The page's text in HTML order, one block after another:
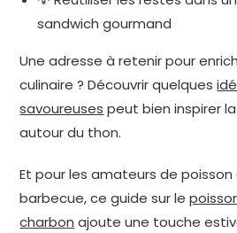
sandwich gourmand
Une adresse à retenir pour
culinaire ? Découvrir quelques
savoureuses peut bien inspirer
autour du thon.
Et pour les amateurs de
barbecue, ce guide sur le
charbon ajoute une touche